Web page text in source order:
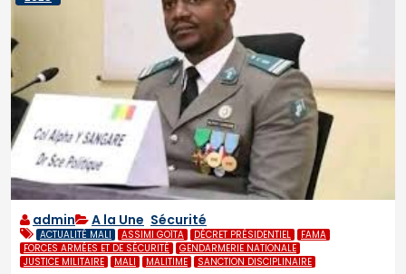
admin A la Une Sécurité
ACTUALITÉ MALI ASSIMI GOÏTA DÉCRET PRÉSIDENTIEL
FAMA
FORCES ARMÉES ET DE SÉCURITÉ
GENDARMERIE NATIONALE
JUSTICE MILITAIRE
MALI MALITIME SANCTION DISCIPLINAIRE